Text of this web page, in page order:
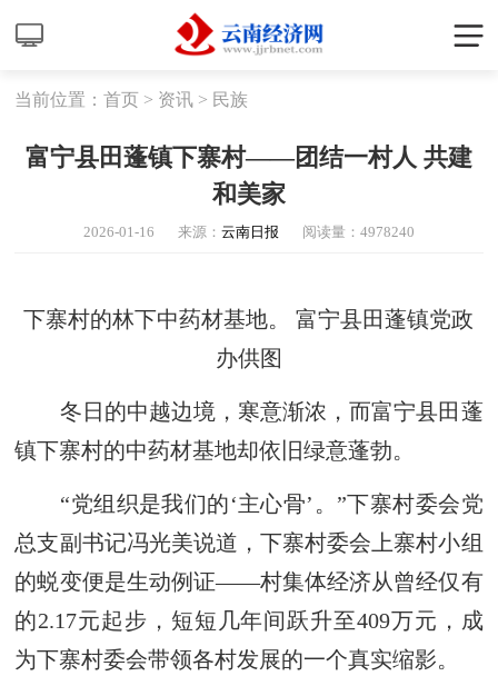
当前位置：首页 > 资讯 > 民族
富宁县田蓬镇下寨村——团结一村人 共建
和美家
2026-01-16 来源： 云南日报 阅读量： 4978240
下寨村的林下中药材基地。 富宁县田蓬镇党政
办供图
冬日的中越边境，寒意渐浓，而富宁县田蓬
镇下寨村的中药材基地却依旧绿意蓬勃。
“党组织是我们的‘主心骨’。”下寨村委会党
总支副书记冯光美说道，下寨村委会上寨村小组
的蜕变便是生动例证——村集体经济从曾经仅有
的2.17元起步，短短几年间跃升至409万元，成
为下寨村委会带领各村发展的一个真实缩影。